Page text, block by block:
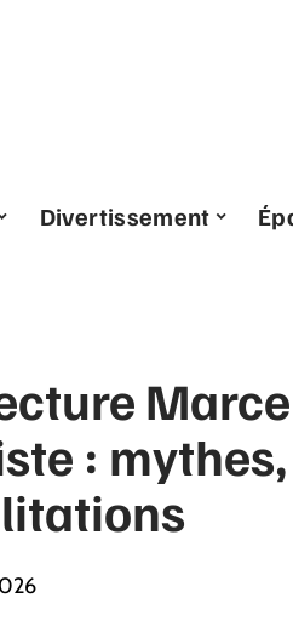
Divertissement
: